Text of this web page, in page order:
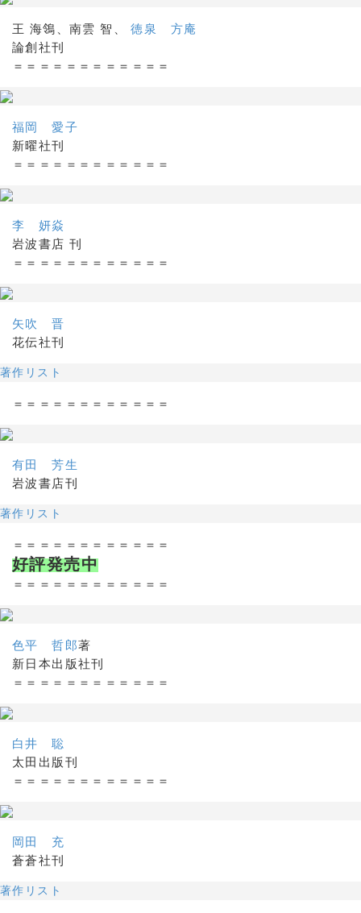
王 海鴒、南雲 智、徳泉 方庵
論創社刊
＝＝＝＝＝＝＝＝＝＝＝＝
福岡 愛子
新曜社刊
＝＝＝＝＝＝＝＝＝＝＝＝
李 妍焱
岩波書店 刊
＝＝＝＝＝＝＝＝＝＝＝＝
矢吹 晋
花伝社刊
著作リスト
＝＝＝＝＝＝＝＝＝＝＝＝
有田 芳生
岩波書店刊
著作リスト
＝＝＝＝＝＝＝＝＝＝＝＝
好評発売中
＝＝＝＝＝＝＝＝＝＝＝＝
色平 哲郎著
新日本出版社刊
＝＝＝＝＝＝＝＝＝＝＝＝
白井 聡
太田出版刊
＝＝＝＝＝＝＝＝＝＝＝＝
岡田 充
蒼蒼社刊
著作リスト